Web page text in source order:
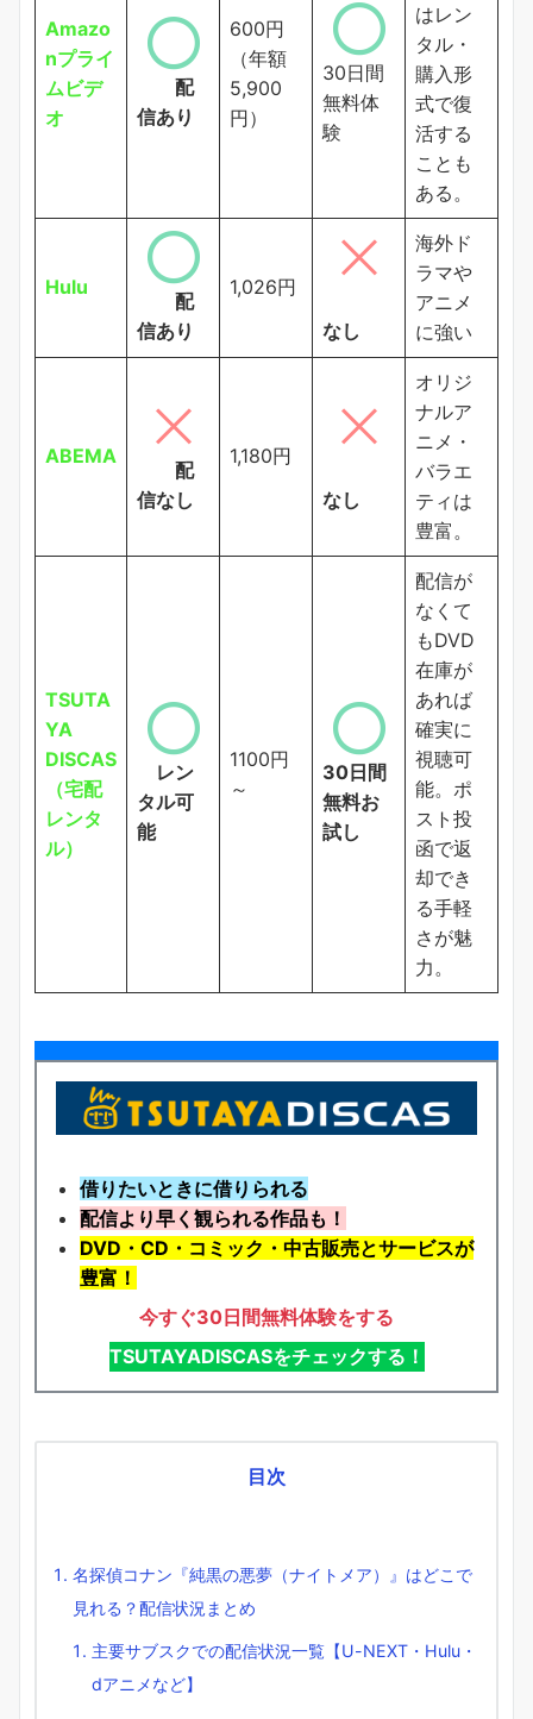
Amazo
nプライ
ムビデ
オ
配
信あり
600円
（年額
5,900
円）
30日間
無料体
験
はレン
タル・
購入形
式で復
活する
ことも
ある。
Hulu
配
信あり
1,026円
なし
海外ド
ラマや
アニメ
に強い
ABEMA
配
信なし
1,180円
なし
オリジ
ナルア
ニメ・
バラエ
ティは
豊富。
TSUTA
YA
DISCAS
（宅配
レンタ
ル）
レン
タル可
能
1100円
～
30日間
無料お
試し
配信が
なくて
もDVD
在庫が
あれば
確実に
視聴可
能。ポ
スト投
函で返
却でき
る手軽
さが魅
力。
借りたいときに借りられる
配信より早く観られる作品も！
DVD・CD・コミック・中古販売とサービスが
豊富！
今すぐ30日間無料体験をする
TSUTAYADISCASをチェックする！
目次
名探偵コナン『純黒の悪夢（ナイトメア）』はどこで
見れる？配信状況まとめ
主要サブスクでの配信状況一覧【U-NEXT・Hulu・
dアニメなど】